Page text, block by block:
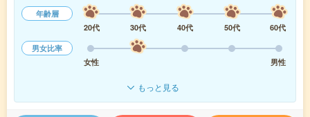
年齢層
20代
30代 40代 50代
60代
男女比率
女性
男性
もっと見る